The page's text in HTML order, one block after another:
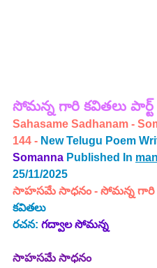
సోమన్న గారి కవితలు పార్ట్
Sahasame Sadhanam -
144 - New Telugu Poem
Somanna Published In
25/11/2025
సాహసమే సాధనం - సోమన్న గారి
కవితలు
రచన: గద్వాల సోమన్న
సాహసమే సాధనం